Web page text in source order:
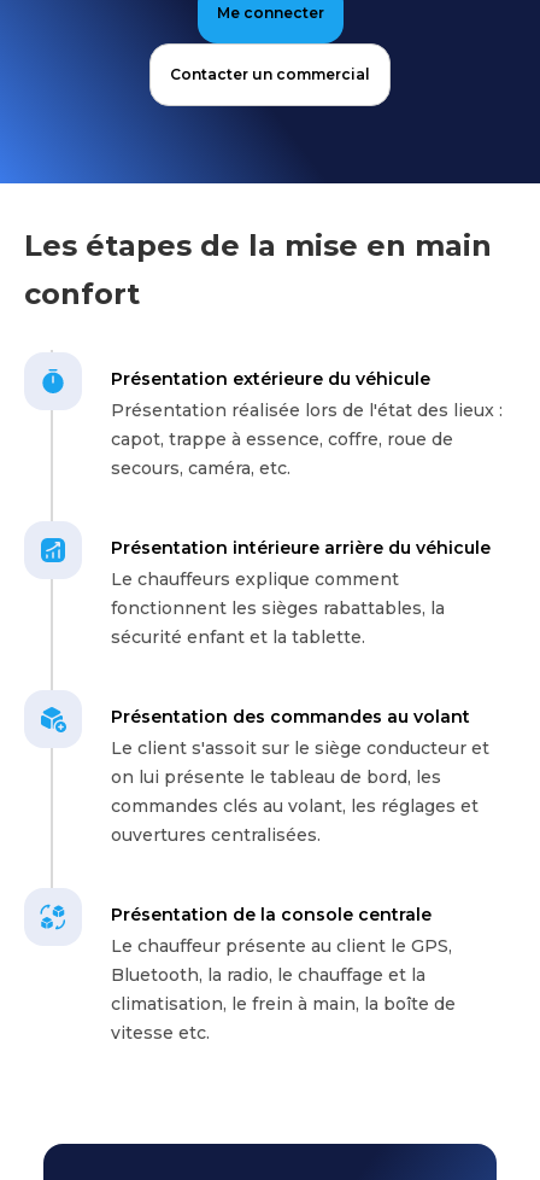
Me connecter
Contacter un commercial
Les étapes de la mise en main
confort
Présentation extérieure du véhicule
Présentation réalisée lors de l'état des lieux :
capot, trappe à essence, coffre, roue de
secours, caméra, etc.
Présentation intérieure arrière du véhicule
Le chauffeurs explique comment
fonctionnent les sièges rabattables, la
sécurité enfant et la tablette.
Présentation des commandes au volant
Le client s'assoit sur le siège conducteur et
on lui présente le tableau de bord, les
commandes clés au volant, les réglages et
ouvertures centralisées.
Présentation de la console centrale
Le chauffeur présente au client le GPS,
Bluetooth, la radio, le chauffage et la
climatisation, le frein à main, la boîte de
vitesse etc.